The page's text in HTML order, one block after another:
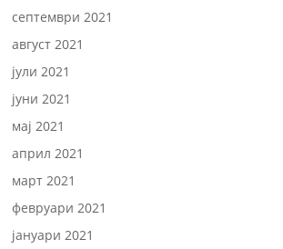
септември 2021
август 2021
јули 2021
јуни 2021
мај 2021
април 2021
март 2021
февруари 2021
јануари 2021